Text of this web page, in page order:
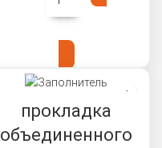
прокладка
объединенного